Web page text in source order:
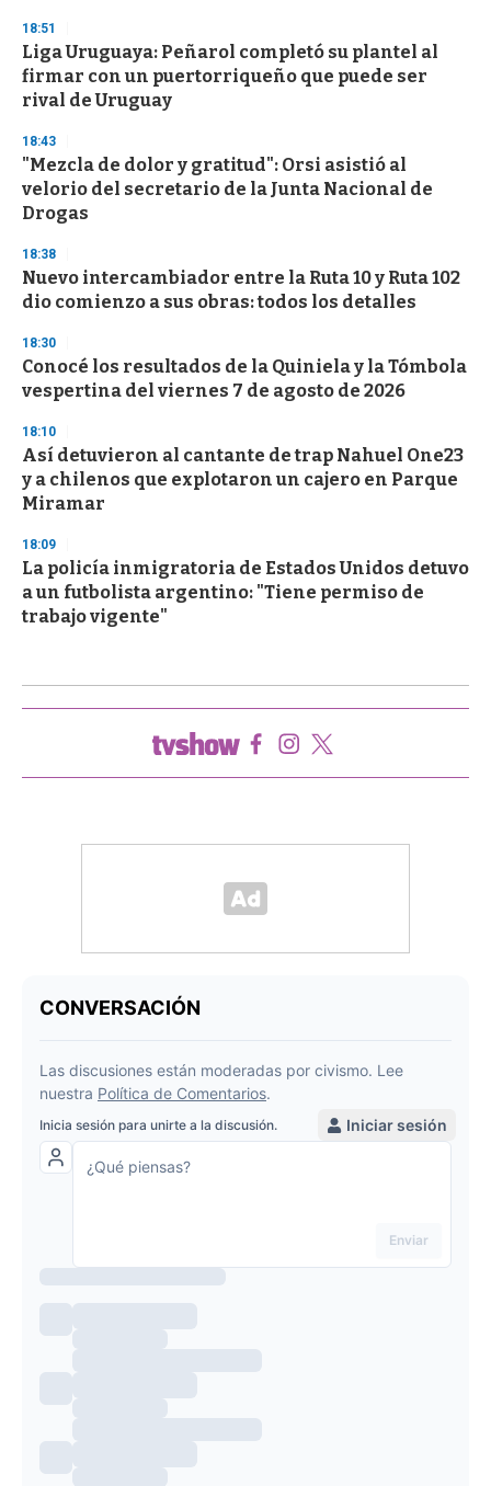
18:51
Liga Uruguaya: Peñarol completó su plantel al
firmar con un puertorriqueño que puede ser
rival de Uruguay
18:43
"Mezcla de dolor y gratitud": Orsi asistió al
velorio del secretario de la Junta Nacional de
Drogas
18:38
Nuevo intercambiador entre la Ruta 10 y Ruta 102
dio comienzo a sus obras: todos los detalles
18:30
Conocé los resultados de la Quiniela y la Tómbola
vespertina del viernes 7 de agosto de 2026
18:10
Así detuvieron al cantante de trap Nahuel One23
y a chilenos que explotaron un cajero en Parque
Miramar
18:09
La policía inmigratoria de Estados Unidos detuvo
a un futbolista argentino: "Tiene permiso de
trabajo vigente"